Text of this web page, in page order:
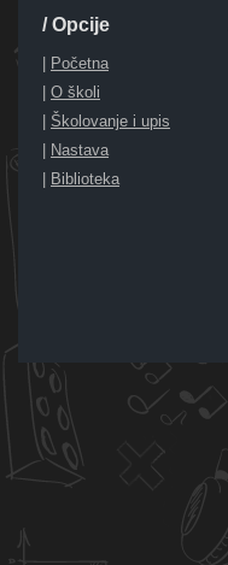
/ Opcije
| Početna
| O školi
| Školovanje i upis
| Nastava
| Biblioteka